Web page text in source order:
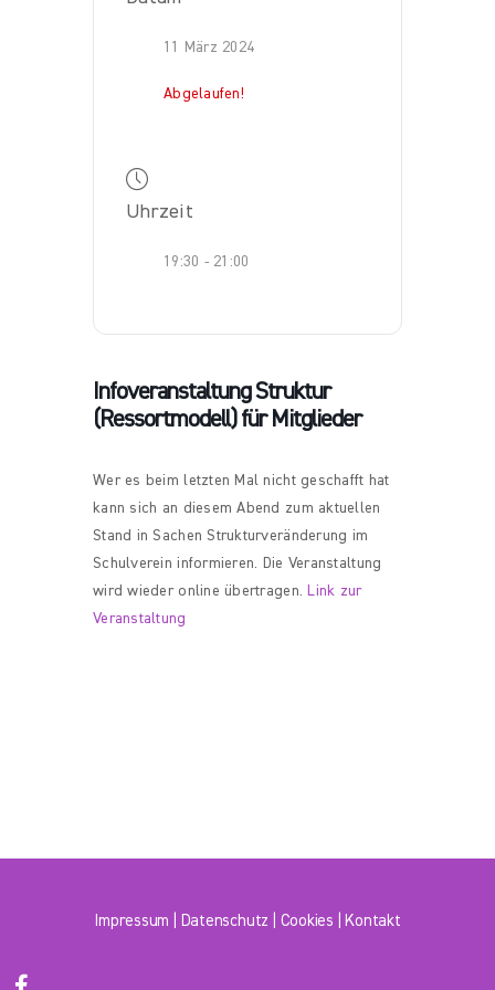
11 März 2024
Abgelaufen!
Uhrzeit
19:30 - 21:00
Infoveranstaltung Struktur
(Ressortmodell) für Mitglieder
Wer es beim letzten Mal nicht geschafft hat
kann sich an diesem Abend zum aktuellen
Stand in Sachen Strukturveränderung im
Schulverein informieren. Die Veranstaltung
wird wieder online übertragen. Link zur
Veranstaltung
Impressum Datenschutz Cookies Kontakt